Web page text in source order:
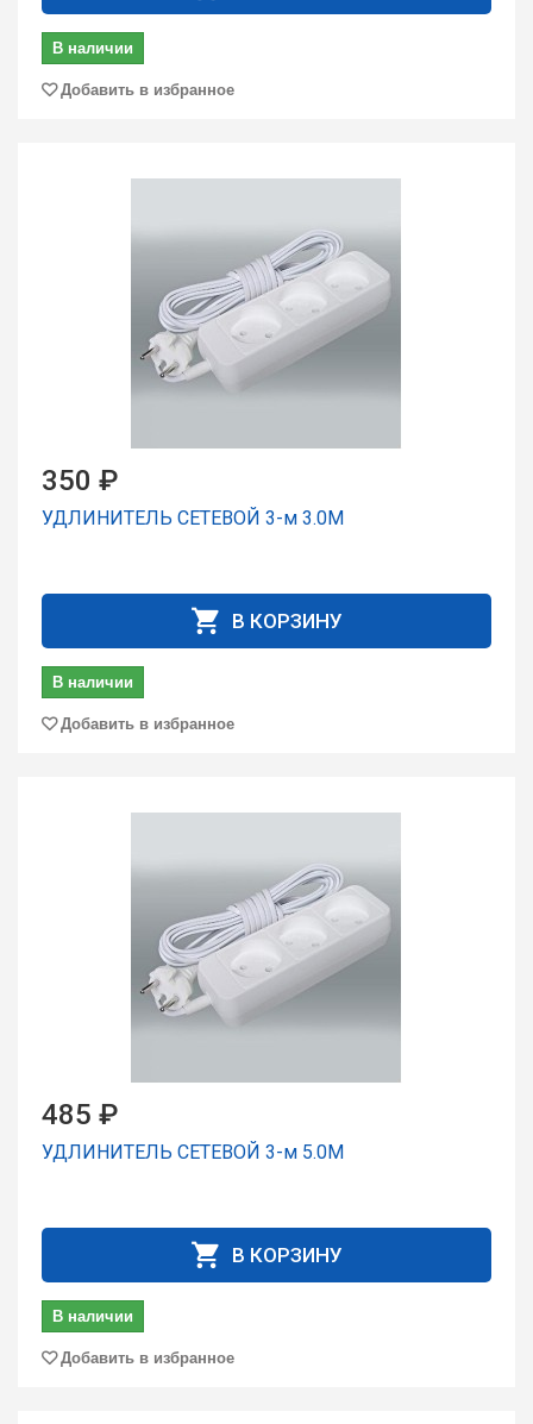
В наличии
Добавить в избранное
350 ₽
УДЛИНИТЕЛЬ СЕТЕВОЙ 3-м 3.0М
В КОРЗИНУ
В наличии
Добавить в избранное
485 ₽
УДЛИНИТЕЛЬ СЕТЕВОЙ 3-м 5.0М
В КОРЗИНУ
В наличии
Добавить в избранное